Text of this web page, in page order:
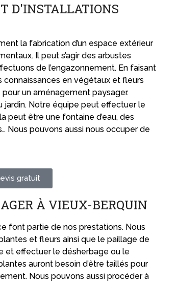
D'INSTALLATIONS
la fabrication d’un espace extérieur
Il peut s’agir des arbustes
de l’engazonnement. En faisant
en végétaux et fleurs
un aménagement paysager.
jardin. Notre équipe peut effectuer le
peut être une fontaine d’eau, des
Nous pouvons aussi nous occuper de
gratuit
À VIEUX-BERQUIN
font partie de nos prestations. Nous
et fleurs ainsi que le paillage de
et effectuer le désherbage ou le
auront besoin d’être taillés pour
Nous pouvons aussi procéder à